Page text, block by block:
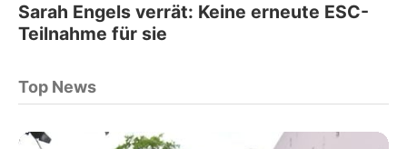
Sarah Engels verrät: Keine erneute ESC-
Teilnahme für sie
Top News